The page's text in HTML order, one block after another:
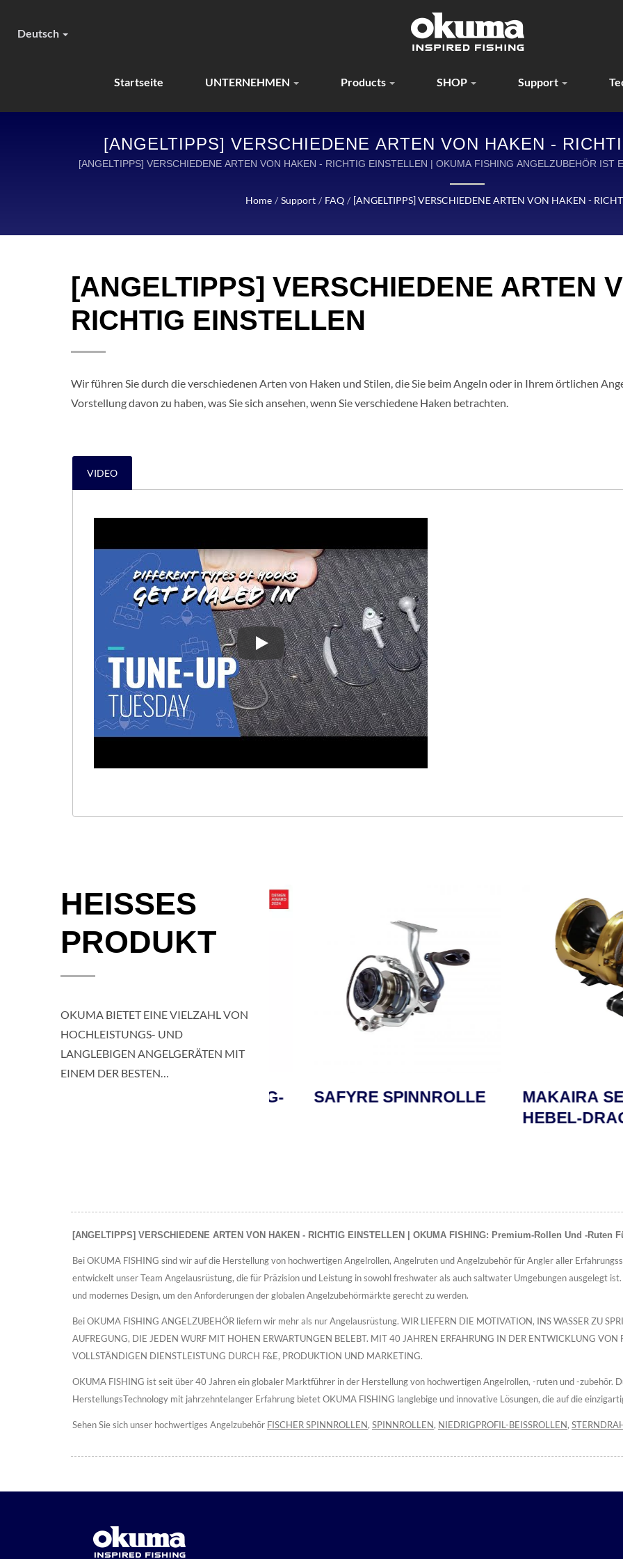
Startseite UNTERNEHMEN Products SHOP Support
Deutsch
[ANGELTIPPS] VERSCHIEDENE ARTEN VON HAKEN -
FISHING: PRÄZISIONSGEFERTIGTE ROLLEN, RUTEN UND
ABENTEUER
[ANGELTIPPS] VERSCHIEDENE ARTEN VON HAKEN - RICHTIG EINSTELLEN | OKUMA FISHING ANGELZUBEHÖR IST
HERSTELLUNG VON HOCHWERTIGEM ANGELZUBEHÖR.
Home / Support / FAQ / [ANGELTIPPS] VERSCHIEDENE ARTEN VON HAKEN -
[ANGELTIPPS] VERSCHIEDENE ARTEN
RICHTIG EINSTELLEN
Wir führen Sie durch die verschiedenen Arten von Haken und Stilen, die Sie beim Angeln oder in Ihrem örtlichen
Vorstellung davon zu haben, was Sie sich ansehen, wenn Sie verschiedene Haken betrachten.
VIDEO
[ANGELTIPPS] VERSCHIEDENE ARTEN VON HAKEN - RICHTIG
HEISSES
PRODUKT
OKUMA BIETET EINE VIELZAHL VON
HOCHLEISTUNGS- UND
LANGLEBIGEN ANGELGERÄTEN MIT
EINEM DER BESTEN
SAFYRE SPINNROLLE
MAKAIRA SEA
HEBEL-DRAG-
[ANGELTIPPS] VERSCHIEDENE ARTEN VON HAKEN - RICHTIG EINSTELLEN | OKUMA FISHING: Premium-Rollen Und -
Bei OKUMA FISHING sind wir auf die Herstellung von hochwertigen Angelrollen, Angelruten und Angelzubehör für Angler aller
entwickelt unser Team Angelausrüstung, die für Präzision und Leistung in sowohl freshwater als auch saltwater Umgebungen ausgelegt
und modernes Design, um den Anforderungen der globalen Angelzubehörmärkte gerecht zu werden.
Bei OKUMA FISHING ANGELZUBEHÖR liefern wir mehr als nur Angelausrüstung. WIR LIEFERN DIE MOTIVATION, INS WASSER ZU
AUFREGUNG, DIE JEDEN WURF MIT HOHEN ERWARTUNGEN BELEBT. MIT 40 JAHREN ERFAHRUNG IN DER ENTWICKLUNG VON
VOLLSTÄNDIGEN DIENSTLEISTUNG DURCH F&E, PRODUKTION UND MARKETING.
OKUMA FISHING ist seit über 40 Jahren ein globaler Marktführer in der Herstellung von hochwertigen Angelrollen, -ruten und -zubehör.
HerstellungsTechnology mit jahrzehntelanger Erfahrung bietet OKUMA FISHING langlebige und innovative Lösungen, die auf die
Sehen Sie sich unser hochwertiges Angelzubehör FISCHER SPINNROLLEN, SPINNROLLEN, NIEDRIGPROFIL-BEISSROLLEN,